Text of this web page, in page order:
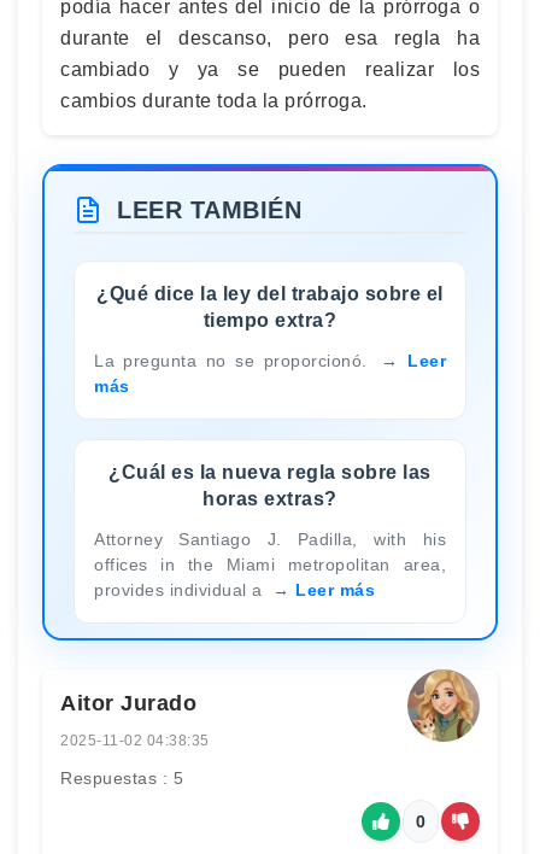
podía hacer antes del inicio de la prórroga o
durante el descanso, pero esa regla ha
cambiado y ya se pueden realizar los
cambios durante toda la prórroga.
LEER TAMBIÉN
¿Qué dice la ley del trabajo sobre el
tiempo extra?
La pregunta no se proporcionó.
Leer
más
¿Cuál es la nueva regla sobre las
horas extras?
Attorney Santiago J. Padilla, with his
offices in the Miami metropolitan area,
provides individual a
Leer más
Aitor Jurado
2025-11-02 04:38:35
Respuestas : 5
0